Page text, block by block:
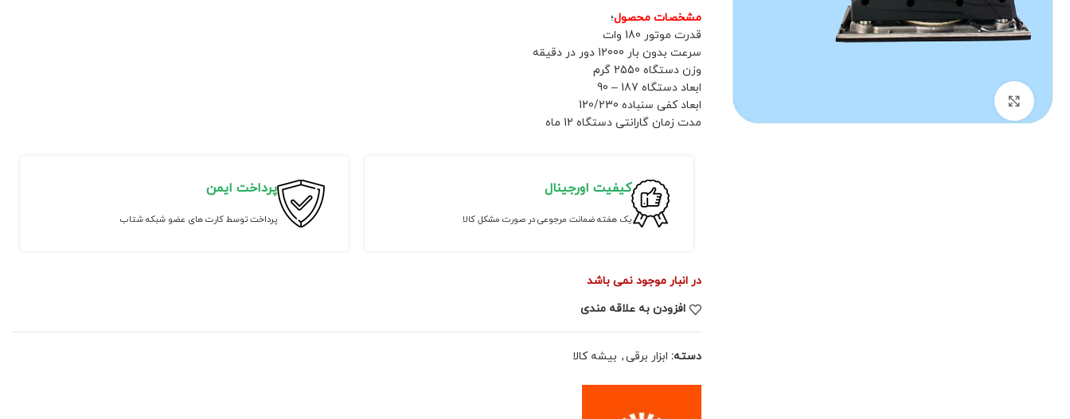
مشخصات محصول؛
قدرت موتور 180 وات
سرعت بدون بار 12000 دور در دقیقه
وزن دستگاه 2550 گرم
ابعاد دستگاه 187 – 90
ابعاد کفی سنباده 120/230
مدت زمان گارانتی دستگاه 12 ماه
کیفیت اورجینال
یک هفته ضمانت مرجوعی در صورت مشکل کالا
پرداخت ایمن
پرداخت توسط کارت های عضو شبکه شتاب
در انبار موجود نمی باشد
افزودن به علاقه مندی
دسته: ابزار برقی, بیشه کالا